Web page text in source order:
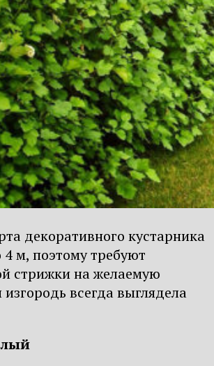
декоративного кустарника
м, поэтому требуют
стрижки на желаемую
всегда выглядела